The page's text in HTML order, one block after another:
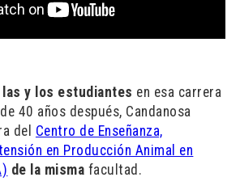
las y los estudiantes en esa carrera
40 años después, Candanosa
del Centro de Enseñanza,
en Producción Animal en
de la misma facultad.